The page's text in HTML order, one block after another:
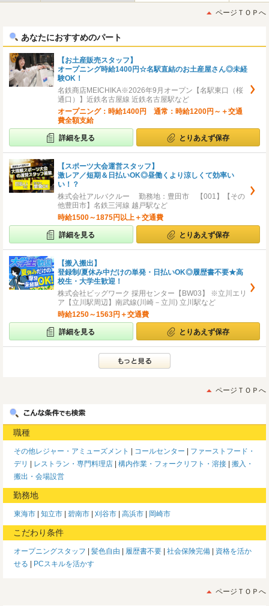
後
ページＴＯＰへ
あなたにおすすめのパート
【お土産販売スタッフ】
オープニング時給1400円☆名駅直結のお土産屋さん◎未経
験OK！
名鉄商店MEICHIKA※2026年9月オープン【名駅東口（桜
通口）】近鉄名古屋線 近鉄名古屋駅など
オープニング：時給1400円 通常：時給1200円～＋交通
費全額支給
詳細を見る とりあえず保存
【スポーツ大会運営スタッフ】
激レア／短期＆日払いOK◎昼働くより涼しくて効率い
い！？
株式会社アルバクルー 勤務地：豊田市 【001】【その
他豊田市】名鉄三河線 越戸駅など
時給1500～1875円以上＋交通費
詳細を見る とりあえず保存
【搬入搬出】
登録制/夏休み中だけの単発・日払いOK◎履歴書不要★高
校生・大学生歓迎！
株式会社ビッグワーク 採用センター【BW03】 ※立川エリ
ア【立川駅周辺】南武線(川崎－立川) 立川駅など
時給1250～1563円＋交通費
詳細を見る とりあえず保存
ページＴＯＰへ
職種
その他レジャー・アミューズメント コールセンター
ファーストフード・
デリ
レストラン・専門料理店 構内作業・フォークリフト・溶接
搬入・
搬出・会場設営
勤務地
東海市 知立市 碧南市 刈谷市 高浜市 岡崎市
こだわり条件
オープニングスタッフ 髪色自由 履歴書不要 社会保険完備
資格を活か
せる
PCスキルを活かす
ページＴＯＰへ